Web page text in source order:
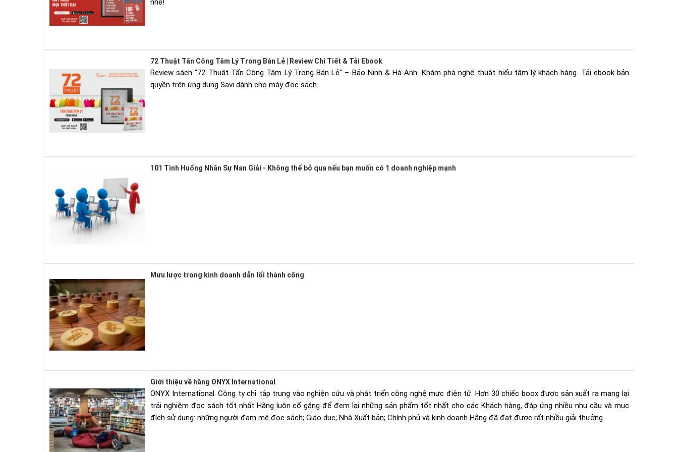
nhé!
72 Thuật Tấn Công Tâm Lý Trong Bán Lẻ | Review Chi Tiết & Tải Ebook
Review sách "72 Thuật Tấn Công Tâm Lý Trong Bán Lẻ" – Bảo Ninh & Hà Anh. Khám phá nghệ thuật hiểu tâm lý khách hàng. Tải ebook bản
quyền trên ứng dụng Savi dành cho máy đọc sách.
101 Tình Huống Nhân Sự Nan Giải - Không thể bỏ qua nếu bạn muốn có 1 doanh nghiệp mạnh
Mưu lược trong kinh doanh dẫn lối thành công
Giới thiệu về hãng ONYX International
ONYX International. Công ty chỉ tập trung vào nghiện cứu và phát triển công nghệ mực điện tử. Hơn 30 chiếc boox được sản xuất ra mang lại
trải nghiệm đọc sách tốt nhất Hãng luôn cố gắng để đem lại những sản phẩm tốt nhất cho các Khách hàng, đáp ứng nhiều nhu cầu và mục
đích sử dụng: những người đam mê đọc sách; Giáo dục; Nhà Xuất bản; Chính phủ và kinh doanh Hãng đã đạt được rất nhiều giải thưởng